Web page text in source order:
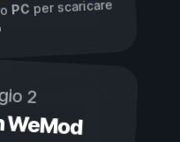
PC per scaricare
2
WeMod